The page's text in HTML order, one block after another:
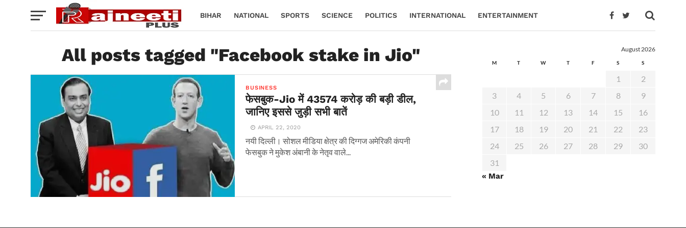
BIHAR NATIONAL SPORTS SCIENCE POLITICS INTERNATIONAL ENTERTAINMENT
All posts tagged "Facebook stake in Jio"
BUSINESS
फेसबुक-Jio में 43574 करोड़ की बड़ी डील,
जानिए इससे जुड़ी सभी बातें
APRIL 22, 2020
नयी दिल्ली। सोशल मीडिया क्षेत्र की दिग्गज अमेरिकी कंपनी
फेसबुक ने मुकेश अंबानी के नेतृव वाले...
August 2026
M T W T F S S
1
2
3
4 5 6 7 8
9
10
11 12 13 14 15
16
17
18 19 20 21 22
23
24
25 26 27 28 29
30
31
« Mar